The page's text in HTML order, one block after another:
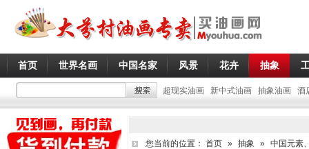
首页 世界名画 中国名家 风景 花卉 抽象
超现实油画 新中式油画 抽象油画 酒
您当前的位置： 首页 » 抽象 » 中国元素